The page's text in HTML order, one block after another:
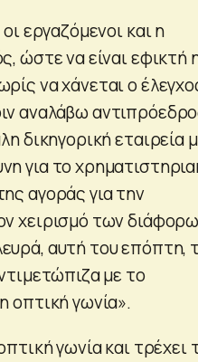
εργαζόμενοι και η
ώστε να είναι εφικτή
να χάνεται ο
αναλάβω
δικηγορική εταιρεία
για το
αγοράς για την
χειρισμό των
αυτή του επόπτη,
με το
οπτική γωνία».
γωνία και τρέχει